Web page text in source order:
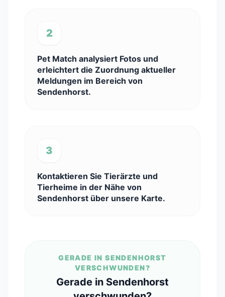
2
Pet Match analysiert Fotos und
erleichtert die Zuordnung aktueller
Meldungen im Bereich von
Sendenhorst.
3
Kontaktieren Sie Tierärzte und
Tierheime in der Nähe von
Sendenhorst über unsere Karte.
GERADE IN SENDENHORST
VERSCHWUNDEN?
Gerade in Sendenhorst